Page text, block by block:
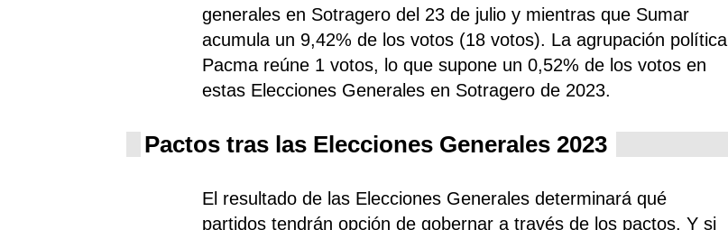
generales en Sotragero del 23 de julio y mientras que Sumar
acumula un 9,42% de los votos (18 votos). La agrupación política
Pacma reúne 1 votos, lo que supone un 0,52% de los votos en
estas Elecciones Generales en Sotragero de 2023.
Pactos tras las Elecciones Generales 2023
El resultado de las Elecciones Generales determinará qué
partidos tendrán opción de gobernar a través de los pactos. Y si